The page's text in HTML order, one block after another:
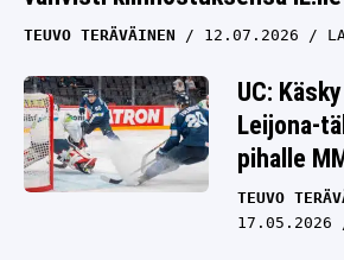
TEUVO TERÄVÄINEN 12.07.2026
UC:
Leijona-
pihalle
TEUVO
17.05.2026